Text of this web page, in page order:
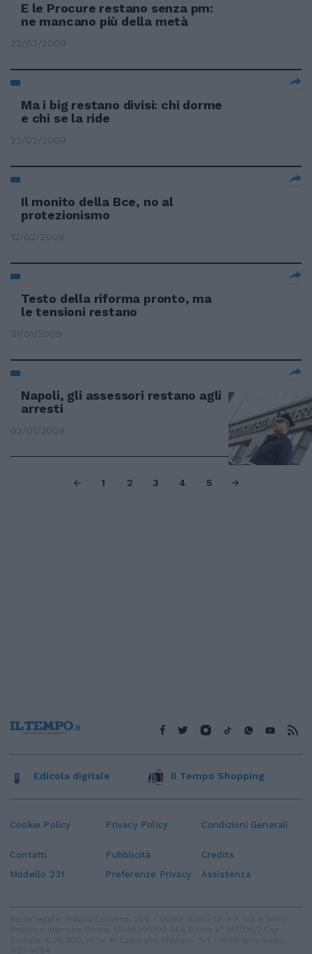
E le Procure restano senza pm:
ne mancano più della metà
22/03/2009
Ma i big restano divisi: chi dorme
e chi se la ride
22/02/2009
Il monito della Bce, no al
protezionismo
12/02/2009
Testo della riforma pronto, ma
le tensioni restano
31/01/2009
Napoli, gli assessori restano agli
arresti
03/01/2009
1 2 3 4 5
Cookie Policy Privacy Policy Condizioni Generali
Contatti Pubblicità
Credits
Modello 231
Preferenze Privacy Assistenza
Edicola digitale Il Tempo Shopping